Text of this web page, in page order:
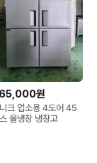
원
크 업소용 4도어 45
올냉장 냉장고